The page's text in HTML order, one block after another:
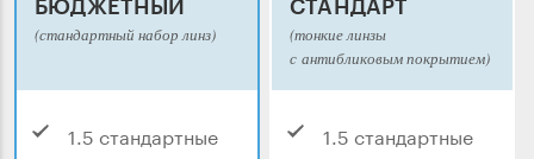
БЮДЖЕТНЫЙ
(стандартный набор линз)
1.5 стандартные
СТАНДАРТ
(тонкие линзы
с антибликовым покрытием)
1.5 стандартные